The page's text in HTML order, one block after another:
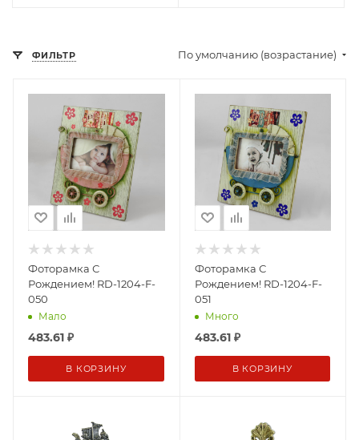
ФИЛЬТР По умолчанию (возрастание)
Фоторамка С
Рождением! RD-1204-F-
050
Мало
483.61 ₽
В КОРЗИНУ
Фоторамка С
Рождением! RD-1204-F-
051
Много
483.61₽
В КОРЗИНУ